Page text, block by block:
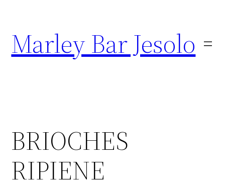
Marley Bar Jesolo
BRIOCHES
RIPIENE